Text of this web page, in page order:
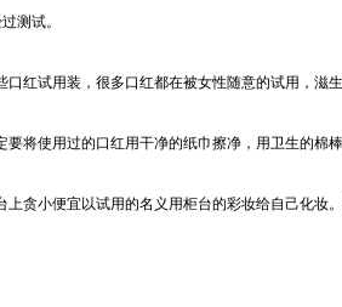
测试。
红试用装，很多口红都在被女性随意的试用，滋
将使用过的口红用干净的纸巾擦净，用卫生的棉棒
上贪小便宜以试用的名义用柜台的彩妆给自己化妆